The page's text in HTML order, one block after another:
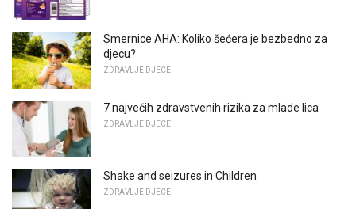
Smernice AHA: Koliko šećera je bezbedno za
djecu?
ZDRAVLJE DJECE
7 najvećih zdravstvenih rizika za mlade lica
ZDRAVLJE DJECE
Shake and seizures in Children
ZDRAVLJE DJECE